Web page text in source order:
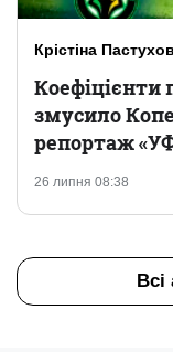
Крістіна
26 липня 08:38
Коефіцієнти
змусило
репортаж
Всі